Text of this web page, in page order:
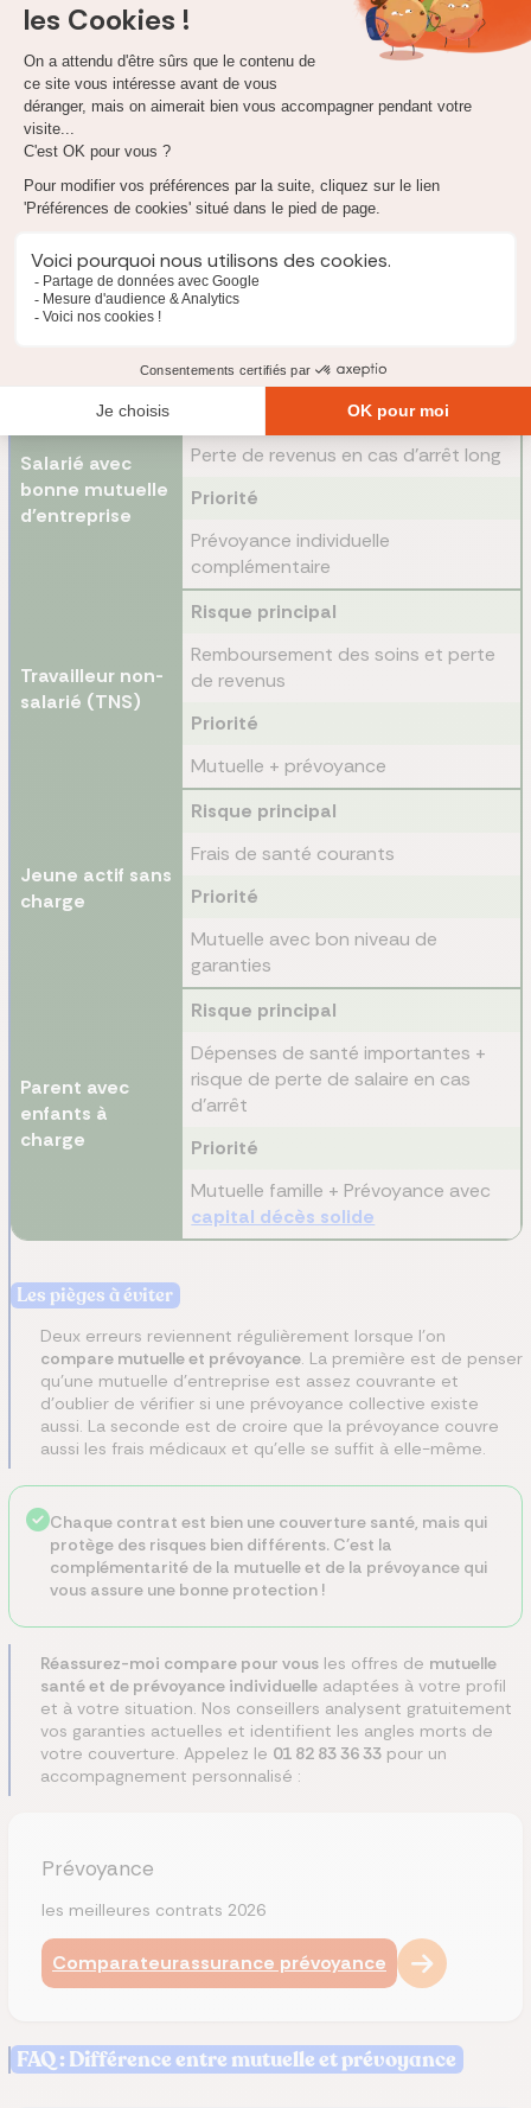
La prévoyance, elle, a un statut plus variable : laprévoyance
est obligatoirepour les cadres en entreprise (pour la
garantie décès), mais reste facultative pour les autres
salariés. Certaines conventions collectives l'imposent
toutefois dans dessecteurs à risques comme le BTP ou le
transport
Les critères pour choisir
Une prévoyance en plus d'une mutuelle santé sera toujours
profiter d'une couverture santé complète et d'une
protection sociale étendue. Elle protège votre budget, mais
aussi l'équilibre de votre famille
Salarié avec
bonne mutuelle
d'entreprise
Perte de revenus en cas d'arrêt long
Priorité
Prévoyance individuelle
complémentaire
Travailleur non-
salarié (TNS)
Risque principal
Remboursement des soins et perte
de revenus
Priorité
Mutuelle + prévoyance
Jeune actif sans
charge
Risque principal
Frais de santé courants
Priorité
Mutuelle avec bon niveau de
garanties
Parent avec
enfants à
charge
Risque principal
Dépenses de santé importantes +
risque de perte de salaire en cas
d'arrêt
Priorité
Mutuelle famille + Prévoyance avec
capital décès solide
Les pièges à éviter
Deux erreurs reviennent régulièrement lorsque l'on
compare mutuelle et prévoyance. La première est de penser
qu'une mutuelle d'entreprise est assez couvrante et
d'oublier de vérifier si une prévoyance collective existe
aussi. La seconde est de croire que la prévoyance couvre
aussi les frais médicaux et qu'elle se suffit à elle-même.
Chaque contrat est bien une couverture santé, mais qui
protège des risques bien différents. C'est la
complémentarité de la mutuelle et de la prévoyance qui
vous assure une bonne protection !
Réassurez-moi compare pour vous les offres de mutuelle
santé et de prévoyance individuelle adaptées à votre profil
et à votre situation. Nos conseillers analysent gratuitement
vos garanties actuelles et identifient les angles morts de
votre couverture. Appelez le 01 82 83 36 33 pour un
accompagnement personnalisé :
Prévoyance
les meilleures contrats 2026
Comparateurassurance prévoyance
FAQ : Différence entre mutuelle et prévoyance